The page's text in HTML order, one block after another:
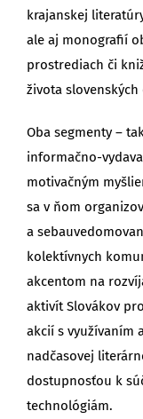
krajanskej
ale aj monografií
prostrediach či
života
Oba segmenty –
informačno-
motivačným
sa v ňom
a
kolektívnych
akcentom na
aktivít Slovákov
akcií s využívaním
nadčasovej
dostupnosťou k
technológiám.